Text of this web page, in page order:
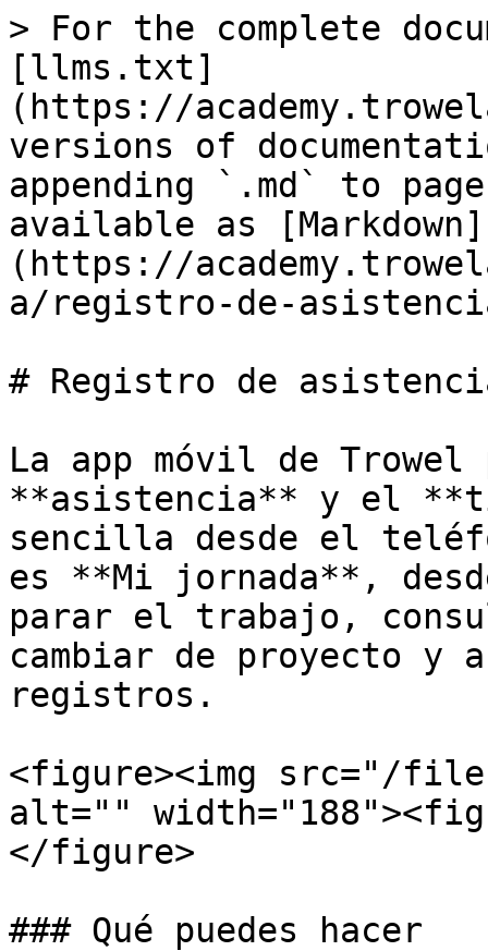
> For the complete
[llms.txt]
(https://
versions of
appending `.md` to
available as [Markdown]
(https://
a/registro-de-
# Registro de
La app móvil de
**asistencia** y el
sencilla desde el
es **Mi jornada**,
parar el trabajo,
cambiar de proyecto y
registros.
<figure><img src="/files/
alt=""
</figure>
### Qué puedes hacer